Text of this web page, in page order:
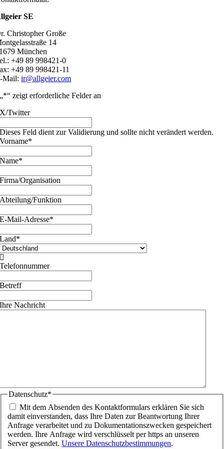
SE
Christopher Große
14
München
+49 89 998421-0
+49 89 998421-11
Mail:ir@allgeier.com
„*“ zeigt erforderliche Felder an
X/Twitter
Dieses Feld dient zur Validierung und sollte nicht verändert werden.
Vorname*
Name*
Firma/Organisation
Abteilung/Funktion
E-Mail-Adresse*
Land*

Telefonnummer
Betreff
Ihre Nachricht
Datenschutz*
Mit dem Absenden des Kontaktformulars erklären Sie sich
damit einverstanden, dass Ihre Daten zur Beantwortung Ihrer
Anfrage verarbeitet und zu Dokumentationszwecken gespeichert
werden. Ihre Anfrage wird verschlüsselt per https an unseren
Server gesendet.Unsere Datenschutzbestimmungen.